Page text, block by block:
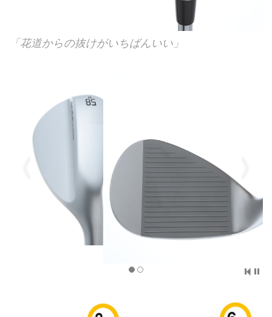
「花道からの抜けがいちばんいい」